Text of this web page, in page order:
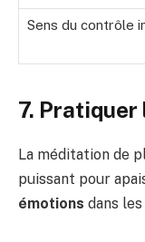
Sens du contrôle
7. Pratiquer
La méditation de
puissant pour
émotions dans